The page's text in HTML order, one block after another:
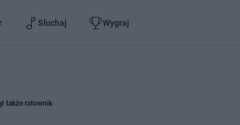
Słuchaj Wygraj
także ratownik